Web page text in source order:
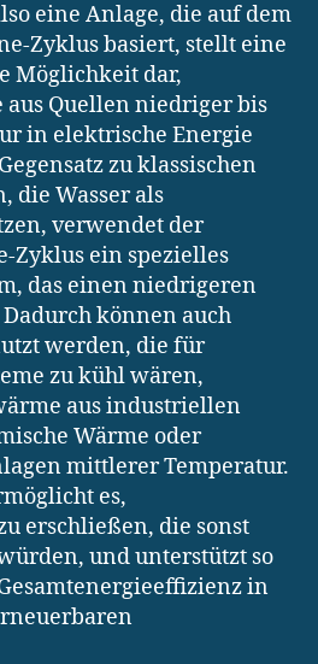
eine Anlage, die auf dem
Zyklus basiert, stellt eine
Möglichkeit dar,
aus Quellen niedriger bis
in elektrische Energie
zu klassischen
die Wasser als
verwendet der
Zyklus ein spezielles
das einen niedrigeren
können auch
werden, die für
zu kühl wären,
aus industriellen
Wärme oder
mittlerer Temperatur.
es,
erschließen, die sonst
und unterstützt so
in